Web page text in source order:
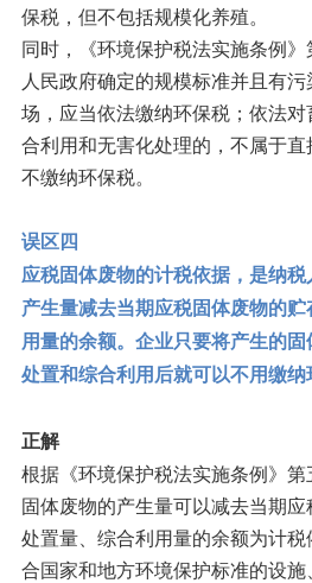
保税，但不包括规模化养殖。
同时，《环境保护税法实施条例
人民政府确定的规模标准并且有
场，应当依法缴纳环保税；依法
合利用和无害化处理的，不属于直
不缴纳环保税。
误区四
应税固体废物的计税依据，是纳
产生量减去当期应税固体废物的
用量的余额。企业只要将产生的固
处置和综合利用后就可以不用缴纳
正解
根据《环境保护税法实施条例》
固体废物的产生量可以减去当期应
处置量、综合利用量的余额为计
合国家和地方环境保护标准的设